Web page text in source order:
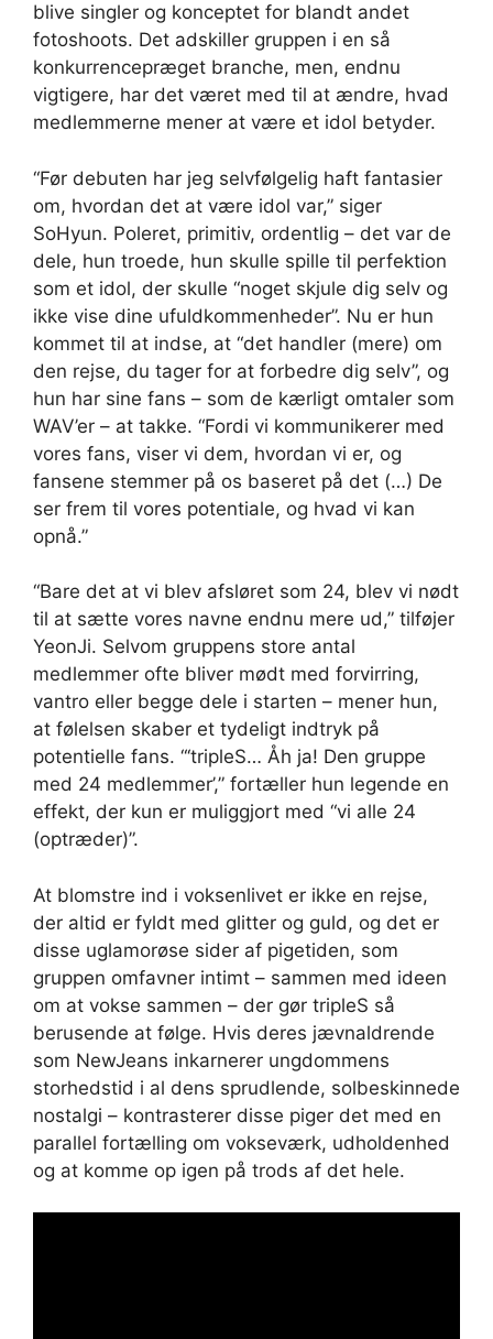
blive singler og konceptet for blandt andet
fotoshoots. Det adskiller gruppen i en så
konkurrencepræget branche, men, endnu
vigtigere, har det været med til at ændre, hvad
medlemmerne mener at være et idol betyder.
“Før debuten har jeg selvfølgelig haft fantasier
om, hvordan det at være idol var,” siger
SoHyun. Poleret, primitiv, ordentlig – det var de
dele, hun troede, hun skulle spille til perfektion
som et idol, der skulle “noget skjule dig selv og
ikke vise dine ufuldkommenheder”. Nu er hun
kommet til at indse, at “det handler (mere) om
den rejse, du tager for at forbedre dig selv”, og
hun har sine fans – som de kærligt omtaler som
WAV’er – at takke. “Fordi vi kommunikerer med
vores fans, viser vi dem, hvordan vi er, og
fansene stemmer på os baseret på det (…) De
ser frem til vores potentiale, og hvad vi kan
opnå.”
“Bare det at vi blev afsløret som 24, blev vi nødt
til at sætte vores navne endnu mere ud,” tilføjer
YeonJi. Selvom gruppens store antal
medlemmer ofte bliver mødt med forvirring,
vantro eller begge dele i starten – mener hun,
at følelsen skaber et tydeligt indtryk på
potentielle fans. “‘tripleS… Åh ja! Den gruppe
med 24 medlemmer’,” fortæller hun legende en
effekt, der kun er muliggjort med “vi alle 24
(optræder)”.
At blomstre ind i voksenlivet er ikke en rejse,
der altid er fyldt med glitter og guld, og det er
disse uglamorøse sider af pigetiden, som
gruppen omfavner intimt – sammen med ideen
om at vokse sammen – der gør tripleS så
berusende at følge. Hvis deres jævnaldrende
som NewJeans inkarnerer ungdommens
storhedstid i al dens sprudlende, solbeskinnede
nostalgi – kontrasterer disse piger det med en
parallel fortælling om vokseværk, udholdenhed
og at komme op igen på trods af det hele.